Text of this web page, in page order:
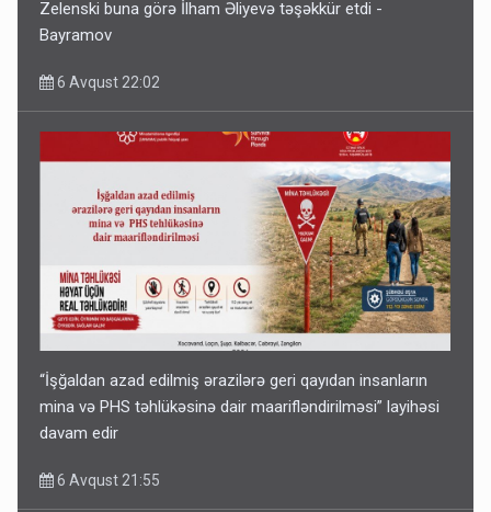
Zelenski buna görə İlham Əliyevə təşəkkür etdi -
Bayramov
6 Avqust 22:02
“İşğaldan azad edilmiş ərazilərə geri qayıdan insanların
mina və PHS təhlükəsinə dair maarifləndirilməsi” layihəsi
davam edir
6 Avqust 21:55